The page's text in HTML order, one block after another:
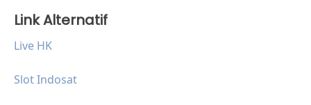
Link Alternatif
Live HK
Slot Indosat